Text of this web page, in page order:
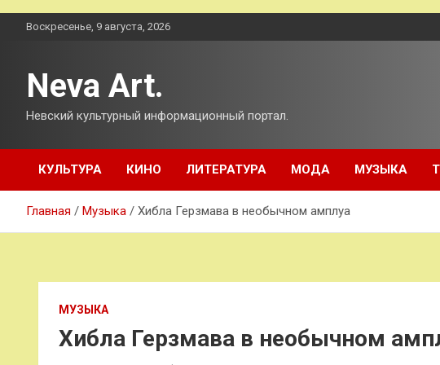
ПерейтиВоскресенье, 9 августа, 2026
Neva Art.
Невский культурный информационный портал.
КУЛЬТУРА КИНО ЛИТЕРАТУРА МОДА МУЗЫКА
Главная Музыка Хибла Герзмава в необычном амплуа
МУЗЫКА
Хибла Герзмава в необычном